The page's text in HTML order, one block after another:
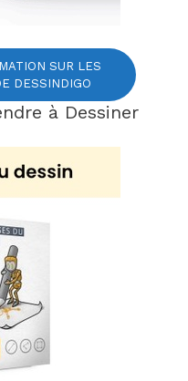
SUR LES
DESSINDIGO
à Dessiner